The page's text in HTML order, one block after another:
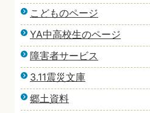
こどものページ
YA中高校生のページ
障害者サービス
3.11震災文庫
郷土資料